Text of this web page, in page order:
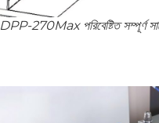
DPP-270Max পরিবেষ্টিত সম্পূর্ণ